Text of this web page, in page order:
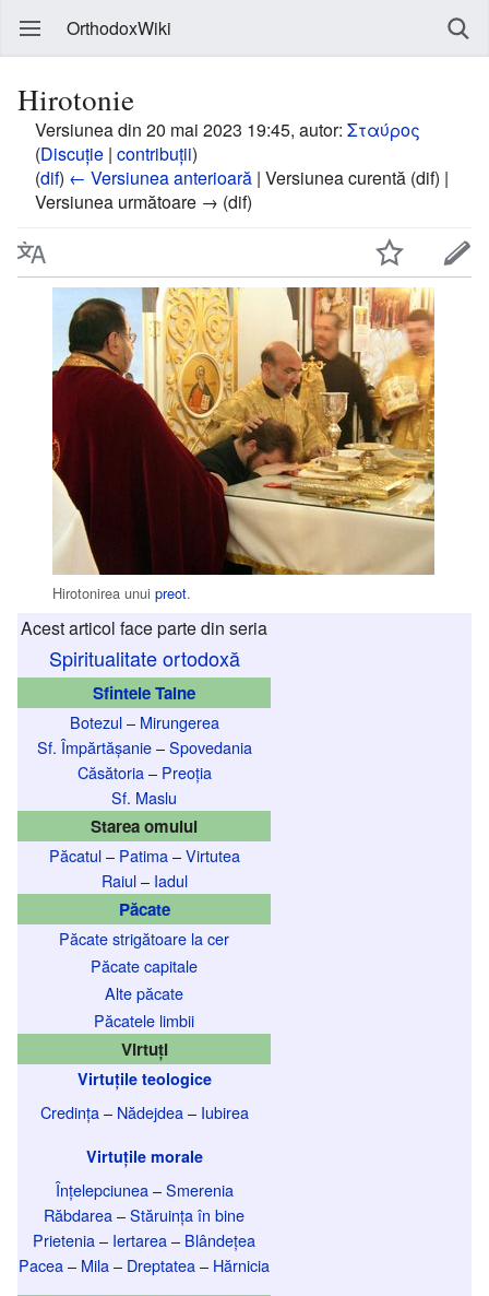
OrthodoxWiki
Hirotonie
Versiunea din 20 mai 2023 19:45, autor: Σταύρος
(Discuție | contribuții)
(dif) ← Versiunea anterioară | Versiunea curentă (dif) |
Versiunea următoare → (dif)
Hirotonirea unui preot.
Acest articol face parte din seria
Spiritualitate ortodoxă
Sfintele Taine
Botezul– Mirungerea
Sf. Împărtășanie–Spovedania
Căsătoria– Preoția
Sf. Maslu
Starea omului
Păcatul– Patima–Virtutea
Raiul– Iadul
Păcate
Păcate strigătoare la cer
Păcate capitale
Alte păcate
Păcatele limbii
Virtuți
Virtuțile teologice
Credința– Nădejdea– Iubirea
Virtuțile morale
Înțelepciunea–Smerenia
Răbdarea–Stăruința în bine
Prietenia– Iertarea– Blândețea
Pacea– Mila– Dreptatea– Hărnicia